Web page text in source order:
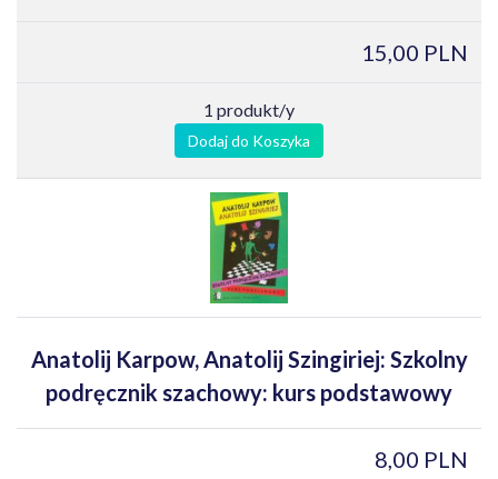
15,00 PLN
1 produkt/y
Dodaj do Koszyka
Anatolij Karpow, Anatolij Szingiriej: Szkolny
podręcznik szachowy: kurs podstawowy
8,00 PLN